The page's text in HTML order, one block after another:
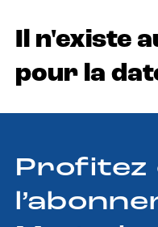
Il n'existe
pour la
Profitez